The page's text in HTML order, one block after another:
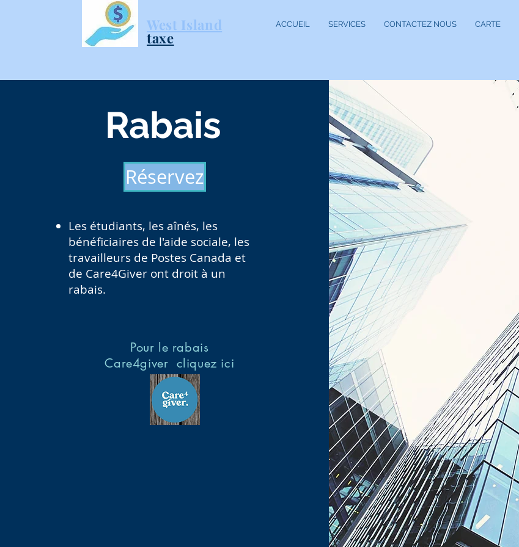
West Island
taxe
ACCUEIL SERVICES CONTACTEZ NOUS CARTE
Rabais
Réservez
Les étudiants, les aînés, les
bénéficiaires de l'aide sociale, les
travailleurs de Postes Canada et
de Care4Giver ont droit à un
rabais.
Pour le rabais
Care4giver cliquez ici